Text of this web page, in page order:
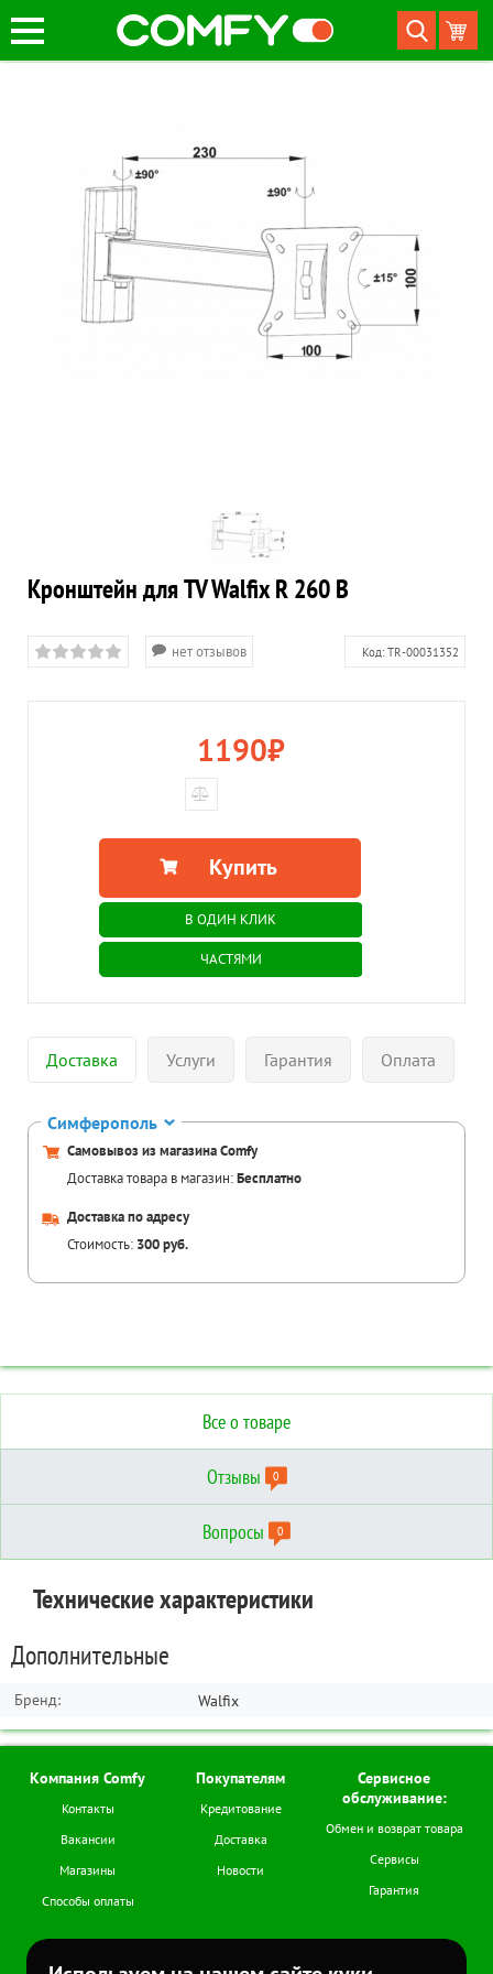
Кронштейн для TV Walfix R 260 B
нет отзывов Код: TR-00031352
1190₽
Купить
В ОДИН КЛИК
ЧАСТЯМИ
Доставка Услуги Гарантия Оплата
Симферополь
Самовывоз из магазина Comfy
Доставка товара в магазин:Бесплатно
Доставка по адресу
Стоимость: 300 руб.
Все о товаре
Отзывы 0
Вопросы 0
Технические характеристики
Дополнительные
Бренд: Walfix
Отзывы о товаре
Написать отзыв
Вопросы о товаре
Задать вопрос
Компания Comfy
Контакты
Вакансии
Магазины
Способы оплаты
Покупателям
Кредитование
Доставка
Новости
Сервисное
обслуживание:
Обмен и возврат товара
Сервисы
Гарантия